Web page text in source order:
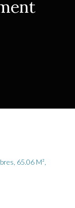
65.06 M²,